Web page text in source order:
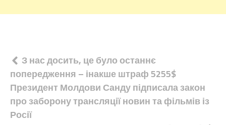
Навігація
записів
З нас досить, це було останнє
попередження – інакше штраф 5255$
Президент Молдови Санду підписала закон
про заборону трансляції новин та фільмів із
Росії